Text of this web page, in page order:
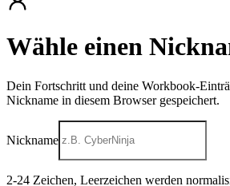
Wähle einen
Dein Fortschritt und deine Workbook-
Nickname in diesem Browser gespeichert.
Nickname
2-24 Zeichen, Leerzeichen werden